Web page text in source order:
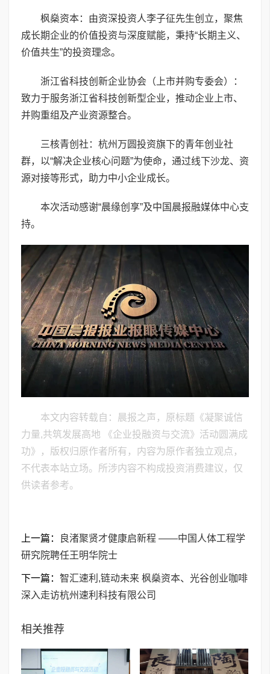
枫燊资本：由资深投资人李子征先生创立，聚焦
成长期企业的价值投资与深度赋能，秉持“长期主义、
价值共生”的投资理念。
浙江省科技创新企业协会（上市并购专委会）：
致力于服务浙江省科技创新型企业，推动企业上市、
并购重组及产业资源整合。
三核青创社：杭州万圆投资旗下的青年创业社
群，以“解决企业核心问题”为使命，通过线下沙龙、资
源对接等形式，助力中小企业成长。
本次活动感谢“晨缘创享”及中国晨报融媒体中心支
持。
本文内容转载自：晨报之声，原标题《凝聚诚信
力量,共筑发展高地 《企业投融资与交流》活动圆满成
功》，版权归原作者所有，内容为原作者独立观点，
不代表本站立场。所涉内容不构成投资消费建议，仅
供读者参考。
上一篇：
良渚聚贤才健康启新程 ——中国人体工程学
研究院聘任王明华院士
下一篇： 智汇速利,链动未来 枫燊资本、光谷创业咖啡
深入走访杭州速利科技有限公司
相关推荐